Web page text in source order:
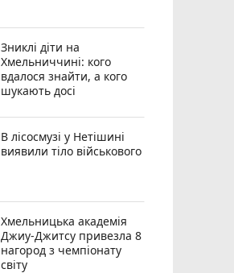
Зниклі діти на
Хмельниччині: кого
вдалося знайти, а кого
шукають досі
В лісосмузі у Нетішині
виявили тіло військового
Хмельницька академія
Джиу-Джитсу привезла 8
нагород з чемпіонату
світу